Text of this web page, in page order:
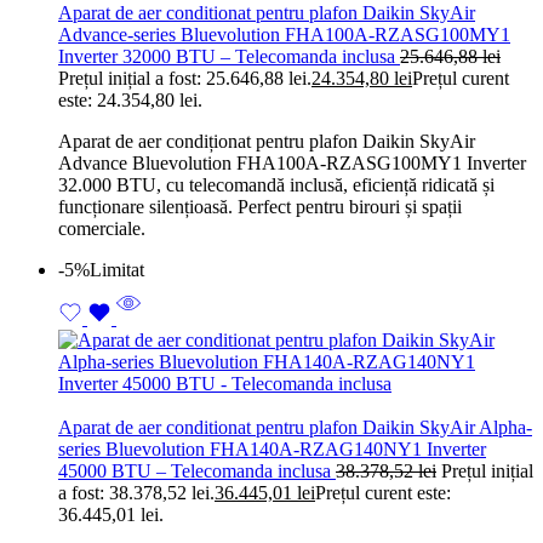
Aparat de aer conditionat pentru plafon Daikin SkyAir
Advance-series Bluevolution FHA100A-RZASG100MY1
Inverter 32000 BTU – Telecomanda inclusa 25.646,88lei
Prețul inițial a fost: 25.646,88 lei.24.354,80 leiPrețul curent
este: 24.354,80 lei.
Aparat de aer condiționat pentru plafon Daikin SkyAir
Advance Bluevolution FHA100A-RZASG100MY1 Inverter
32.000 BTU, cu telecomandă inclusă, eficiență ridicată și
funcționare silențioasă. Perfect pentru birouri și spații
comerciale.
-5%Limitat
Aparat de aer conditionat pentru plafon Daikin SkyAir Alpha-
series Bluevolution FHA140A-RZAG140NY1 Inverter
45000 BTU – Telecomanda inclusa 38.378,52lei Prețul inițial
a fost: 38.378,52 lei.36.445,01 leiPrețul curent este:
36.445,01 lei.